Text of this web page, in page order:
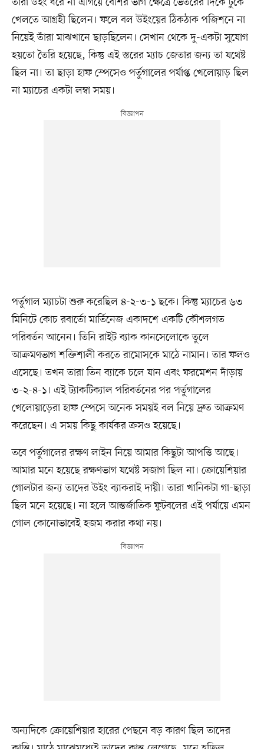
খেলতে আগ্রহী ছিলেন। ফলে বল উইংয়ের ঠিকঠাক পজিশনে না
নিয়েই তাঁরা মাঝখানে ছাড়ছিলেন। সেখান থেকে দু-একটা সুযোগ
হয়তো তৈরি হয়েছে, কিন্তু এই স্তরের ম্যাচ জেতার জন্য তা যথেষ্ট
ছিল না। তা ছাড়া হাফ স্পেসেও পর্তুগালের পর্যাপ্ত খেলোয়াড় ছিল
না ম্যাচের একটা লম্বা সময়।
পর্তুগাল ম্যাচটা শুরু করেছিল ৪-২-৩-১ ছকে। কিন্তু ম্যাচের ৬৩
মিনিটে কোচ রবার্তো মার্তিনেজ একাদশে একটি কৌশলগত
পরিবর্তন আনেন। তিনি রাইট ব্যাক কানসেলোকে তুলে
আক্রমণভাগ শক্তিশালী করতে রামোসকে মাঠে নামান। তার ফলও
এসেছে। তখন তারা তিন ব্যাকে চলে যান এবং ফরমেশন দাঁড়ায়
৩-২-৪-১। এই ট্যাকটিক্যাল পরিবর্তনের পর পর্তুগালের
খেলোয়াড়েরা হাফ স্পেসে অনেক সময়ই বল নিয়ে দ্রুত আক্রমণ
করেছেন। এ সময় কিছু কার্যকর ক্রসও হয়েছে।
তবে পর্তুগালের রক্ষণ লাইন নিয়ে আমার কিছুটা আপত্তি আছে।
আমার মনে হয়েছে রক্ষণভাগ যথেষ্ট সজাগ ছিল না। ক্রোয়েশিয়ার
গোলটার জন্য তাদের উইং ব্যাকরাই দায়ী। তারা খানিকটা গা-ছাড়া
ছিল মনে হয়েছে। না হলে আন্তর্জাতিক ফুটবলের এই পর্যায়ে এমন
গোল কোনোভাবেই হজম করার কথা নয়।
অন্যদিকে ক্রোয়েশিয়ার হারের পেছনে বড় কারণ ছিল তাদের